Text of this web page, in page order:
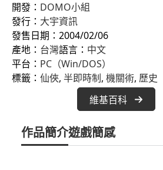
開發： DOMO小組
發行： 大宇資訊
發售日期：2004/02/06
產地： 台灣語言： 中文
平台： PC（Win/DOS）
標籤： 仙俠, 半即時制, 機關術, 歷史
維基百科
作品簡介遊戲簡感